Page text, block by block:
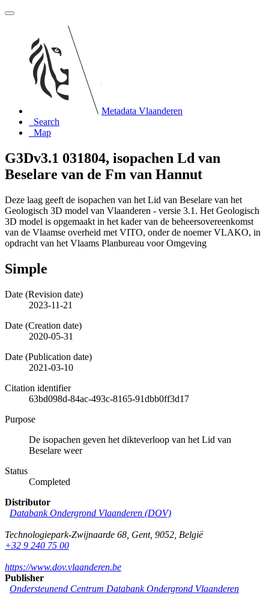
Metadata Vlaanderen
Search
Map
G3Dv3.1 031804, isopachen Ld van
Beselare van de Fm van Hannut
Deze laag geeft de isopachen van het Lid van Beselare van het
Geologisch 3D model van Vlaanderen - versie 3.1. Het Geologisch
3D model is opgemaakt in het kader van de beheersovereenkomst
van de Vlaamse overheid met VITO, onder de noemer VLAKO, in
opdracht van het Vlaams Planbureau voor Omgeving
Simple
Date (Revision date)
2023-11-21
Date (Creation date)
2020-05-31
Date (Publication date)
2021-03-10
Citation identifier
63bd098d-84ac-493c-8165-91dbb0ff3d17
Purpose
De isopachen geven het dikteverloop van het Lid van
Beselare weer
Status
Completed
Distributor
Databank Ondergrond Vlaanderen (DOV)
Technologiepark-Zwijnaarde 68 Gent, 9052 België
+32 9 240 75 00
https://www.dov.vlaanderen.be
Publisher
Ondersteunend Centrum Databank Ondergrond Vlaanderen